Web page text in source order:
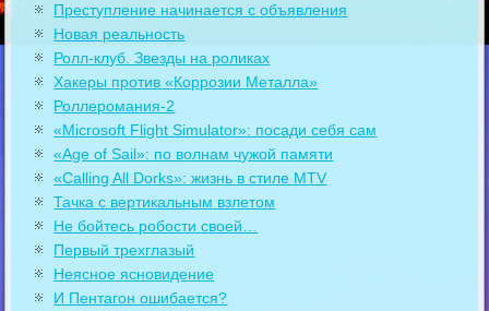
Преступление начинается с объявления
Новая реальность
Ролл-клуб. Звезды на роликах
Хакеры против «Коррозии Металла»
Роллеромания-2
«Microsoft Flight Simulator»: посади себя сам
«Age of Sail»: по волнам чужой памяти
«Calling All Dorks»: жизнь в стиле MTV
Тачка с вертикальным взлетом
Не бойтесь робости своей…
Первый трехглазый
Неясное ясновидение
И Пентагон ошибается?